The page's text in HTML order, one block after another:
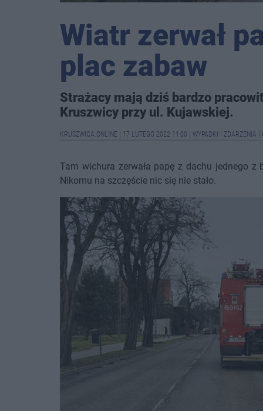
Wiatr zerwał
plac zabaw
Strażacy mają dziś bardzo
Kruszwicy przy ul. Kujawskiej.
KRUSZWICA.ONLINE 17 LUTEGO 2022 11:00 WYPADKI I ZDARZENIA
Tam wichura zerwała papę z dachu jednego
Nikomu na szczęście nic się nie stało.